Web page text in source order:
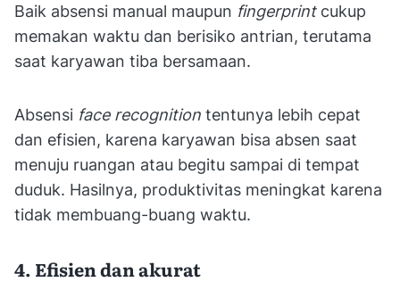
Baik absensi manual maupun fingerprint cukup
memakan waktu dan berisiko antrian, terutama
saat karyawan tiba bersamaan.
Absensi face recognition tentunya lebih cepat
dan efisien, karena karyawan bisa absen saat
menuju ruangan atau begitu sampai di tempat
duduk. Hasilnya, produktivitas meningkat karena
tidak membuang-buang waktu.
4. Efisien dan akurat